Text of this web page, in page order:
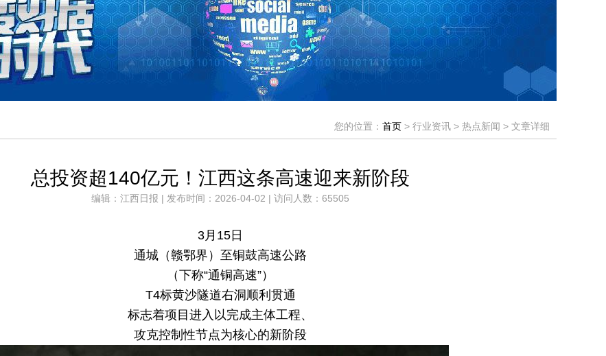
您的位置： 首页 > 行业资讯 > 热点新闻 > 文章详细
总投资超140亿元！江西这条高速迎来新阶段
编辑：江西日报 | 发布时间：2026-04-02 | 访问人数：65505
3月15日
通城（赣鄂界）至铜鼓高速公路
（下称“通铜高速”）
T4标黄沙隧道右洞顺利贯通
标志着项目进入以完成主体工程、
攻克控制性节点为核心的新阶段